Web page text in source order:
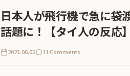
日本人が飛行機で急に袋
話題に！【タイ人の反応】
2023.06.02 11 Comments